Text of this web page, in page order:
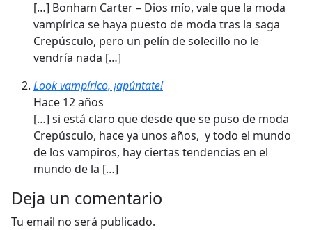
[…] Bonham Carter – Dios mío, vale que la moda
vampírica se haya puesto de moda tras la saga
Crepúsculo, pero un pelín de solecillo no le
vendría nada […]
Look vampírico, ¡apúntate!
Hace 12 años
[…] si está claro que desde que se puso de moda
Crepúsculo, hace ya unos años, y todo el mundo
de los vampiros, hay ciertas tendencias en el
mundo de la […]
Deja un comentario
Tu email no será publicado.